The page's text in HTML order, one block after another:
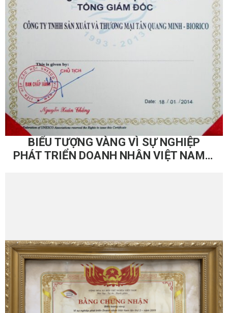
BIỂU TƯỢNG VÀNG VÌ SỰ NGHIỆP
PHÁT TRIỂN DOANH NHÂN VIỆT NAM –